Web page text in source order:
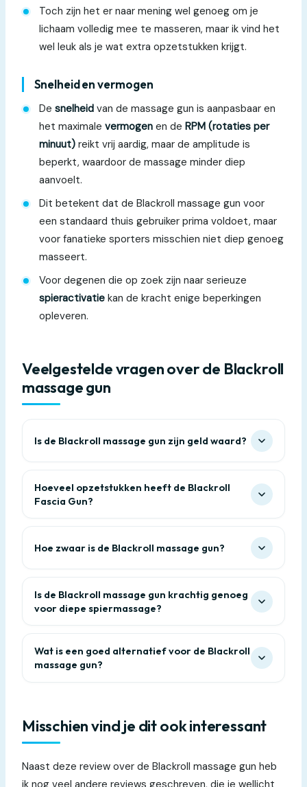
Toch zijn het er naar mening wel genoeg om je
lichaam volledig mee te masseren, maar ik vind het
wel leuk als je wat extra opzetstukken krijgt.
Snelheid en vermogen
Desnelheid van de massage gun is aanpasbaar en
het maximalevermogen en deRPM (rotaties per
minuut) reikt vrij aardig, maar de amplitude is
beperkt, waardoor de massage minder diep
aanvoelt.
Dit betekent dat de Blackroll massage gun voor
een standaard thuis gebruiker prima voldoet, maar
voor fanatieke sporters misschien niet diep genoeg
masseert.
Voor degenen die op zoek zijn naar serieuze
spieractivatie kan de kracht enige beperkingen
opleveren.
Veelgestelde vragen over de Blackroll
massage gun
Is de Blackroll massage gun zijn geld waard?
Hoeveel opzetstukken heeft de Blackroll
Fascia Gun?
Hoe zwaar is de Blackroll massage gun?
Is de Blackroll massage gun krachtig genoeg
voor diepe spiermassage?
Wat is een goed alternatief voor de Blackroll
massage gun?
Misschien vind je dit ook interessant
Naast deze review over de Blackroll massage gun heb